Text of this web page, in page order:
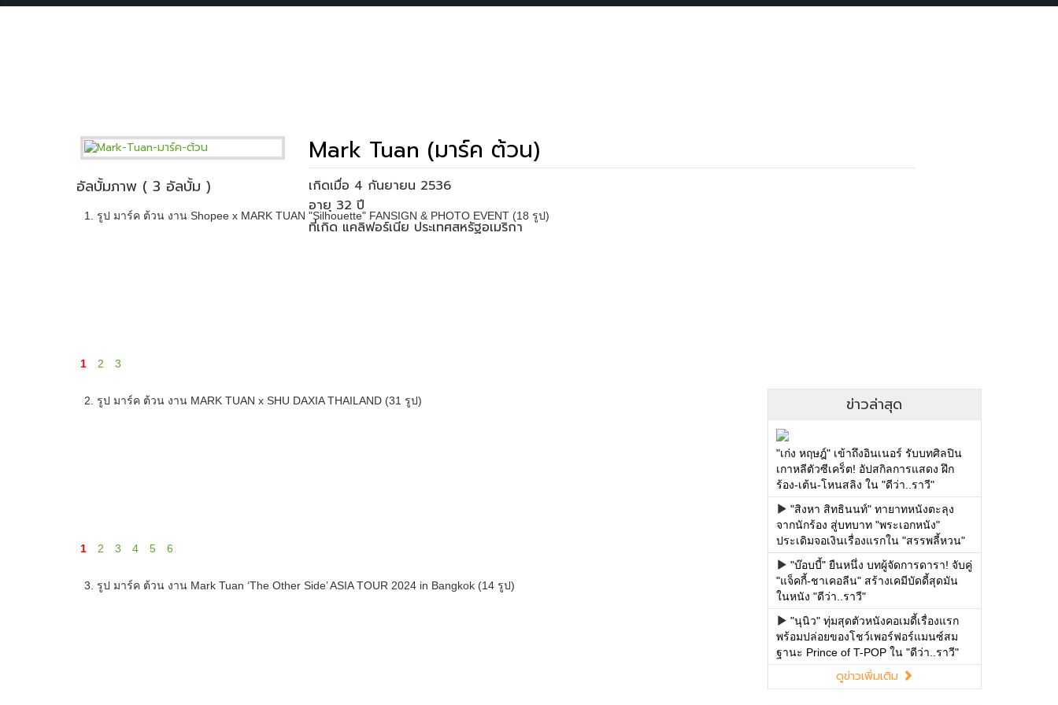
Mark Tuan (มาร์ค ต้วน)
เกิดเมื่อ 4 กันยายน 2536
ที่เกิด แคลิฟอร์เนีย ประเทศสหรัฐอเมริกา
อัลบั้มภาพ ( 3 อัลบั้ม )
1. รูป มาร์ค ต้วน งาน Shopee x MARK TUAN "Silhouette" FANSIGN & PHOTO EVENT (18 รูป)
1 2 3
2. รูป มาร์ค ต้วน งาน MARK TUAN x SHU DAXIA THAILAND (31 รูป)
1 2 3 4 5 6
3. รูป มาร์ค ต้วน งาน Mark Tuan ‘The Other Side’ ASIA TOUR 2024 in Bangkok (14 รูป)
ข่าวล่าสุด
"เก่ง หฤษฎ์" เข้าถึงอินเนอร์ รับบทศิลปิน
เกาหลีตัวซีเคร็ต! อัปสกิลการแสดง ฝึก
ร้อง-เต้น-โหนสลิง ใน "ดีว่า..ราวี"
"สิงหา สิทธินนท์" ทายาทหนังตะลุง
จากนักร้อง สู่บทบาท "พระเอกหนัง"
ประเดิมจอเงินเรื่องแรกใน "สรรพลี้หวน"
"บ๊อบบี้" ยืนหนึ่ง บทผู้จัดการดารา! จับคู่
"แจ็คกี้-ชาเคอลีน" สร้างเคมีบัดดี้สุดมัน
ในหนัง "ดีว่า..ราวี"
"นุนิว" ทุ่มสุดตัวหนังคอเมดี้เรื่องแรก
พร้อมปล่อยของโชว์เพอร์ฟอร์แมนซ์สม
ฐานะ Prince of T-POP ใน "ดีว่า..ราวี"
ดูข่าวเพิ่มเติม